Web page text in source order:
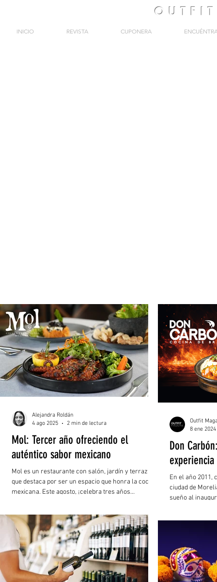
OUTFIT
INICIO REVISTA CUPONERA
Mol: Tercer año ofreciendo el
auténtico sabor mexicano
Mol es un restaurante con salón, jardín y terraza
que destaca por ser un espacio que honra la cocina
mexicana. Este agosto, ¡celebra tres años
través del sabor!
Alejandra Roldán
4 ago 2025
2 min de lectura
Don
experiencia
En el año
ciudad de
sueño al
Outfit
8 ene 2024